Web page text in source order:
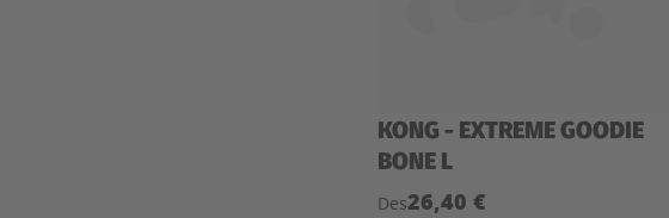
KONG - EXTREME GOODIE
BONE L
Des26,40 €